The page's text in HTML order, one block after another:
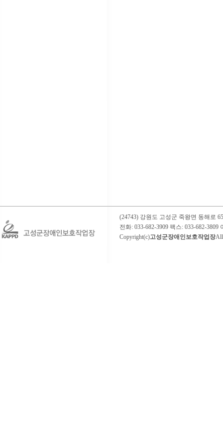
(24743) 강원도 고성군 죽왕면 동해로
전화: 033-682-3909 팩스: 033-682-3809
Copyright(c)고성군장애인보호작업장All